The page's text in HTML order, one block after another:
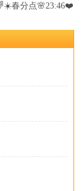
春分点🌸23:46❤️